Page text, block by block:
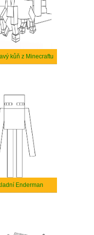
kůň z Minecraftu
Enderman